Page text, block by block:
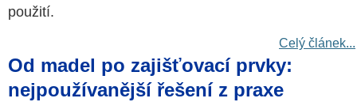
použití.
Celý článek...
Od madel po zajišťovací prvky:
nejpoužívanější řešení z praxe